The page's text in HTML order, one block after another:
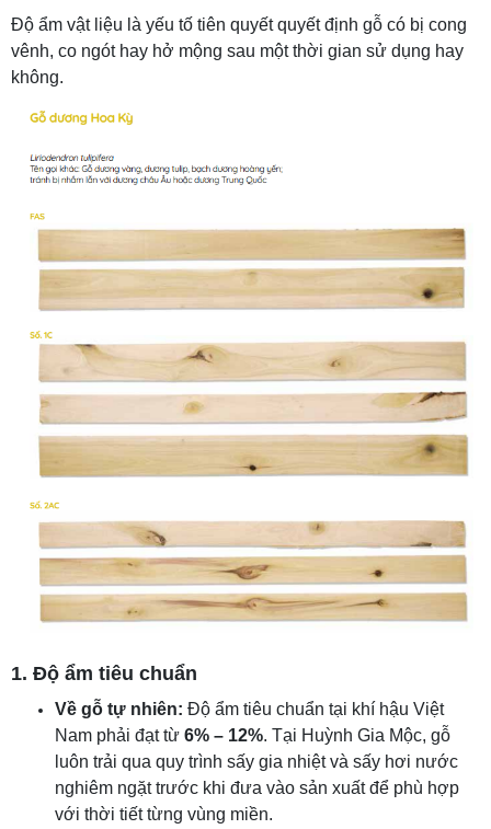
Độ ẩm vật liệu là yếu tố tiên quyết quyết định gỗ có bị cong
vênh, co ngót hay hở mộng sau một thời gian sử dụng hay
không.
1. Độ ẩm tiêu chuẩn
Về gỗ tự nhiên: Độ ẩm tiêu chuẩn tại khí hậu Việt
Nam phải đạt từ 6% – 12%. Tại Huỳnh Gia Mộc, gỗ
luôn trải qua quy trình sấy gia nhiệt và sấy hơi nước
nghiêm ngặt trước khi đưa vào sản xuất để phù hợp
với thời tiết từng vùng miền.